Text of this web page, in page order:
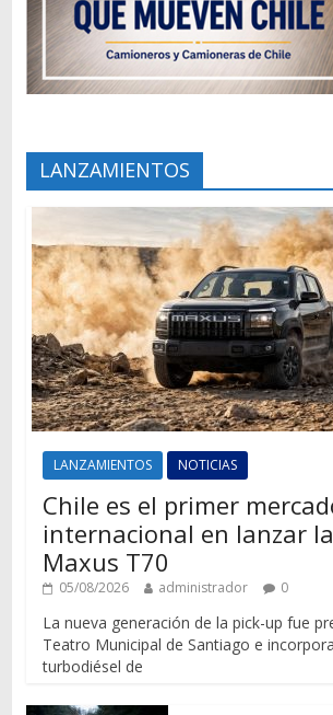
LANZAMIENTOS
LANZAMIENTOS NOTICIAS
Chile es el primer
internacional en lanzar
Maxus T70
05/08/2026 administrador 0
La nueva generación de la pick-up fue
Teatro Municipal de Santiago e
turbodiésel de